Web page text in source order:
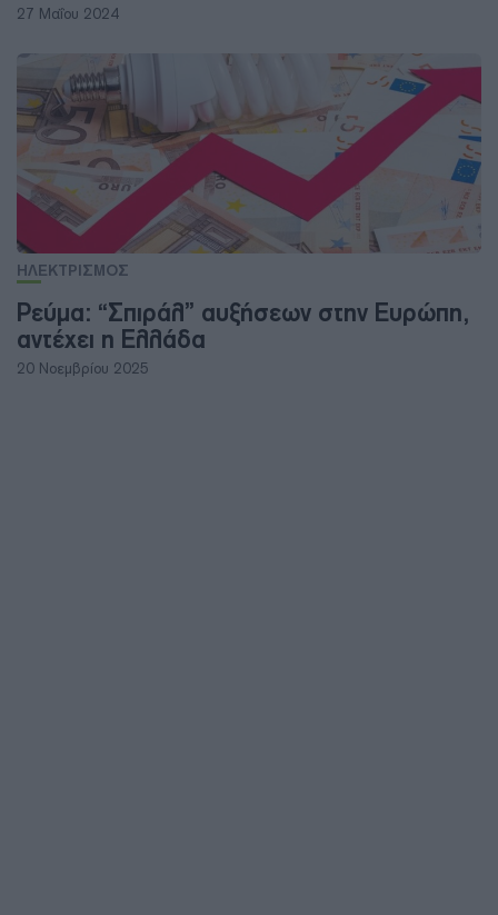
27 Μαΐου 2024
ΗΛΕΚΤΡΙΣΜΟΣ
Ρεύμα: “Σπιράλ” αυξήσεων στην Ευρώπη,
αντέχει η Ελλάδα
20 Νοεμβρίου 2025